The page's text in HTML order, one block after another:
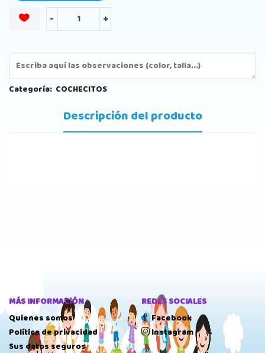
- +
Categoría: COCHECITOS
Descripción del producto
MÁS INFORMACIÓN
Quienes somos
Política de privacidad
Sus datos seguros
REDES SOCIALES
Facebook
Instagram